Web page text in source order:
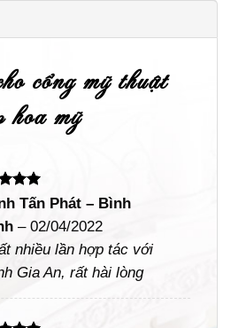
cổng mỹ thuật
mỹ
xếpTấn Phát – Bình
– 02/04/2022
nhiều lần hợp tác với
Gia An, rất hài lòng